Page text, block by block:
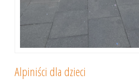
Alpiniści dla dzieci